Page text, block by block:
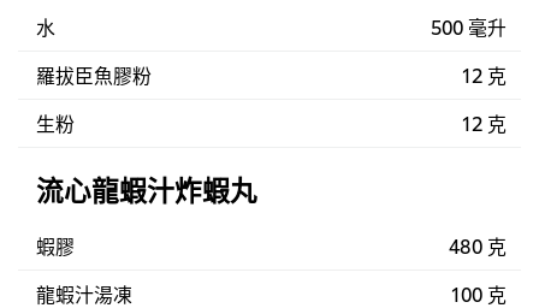
水
500 毫升
羅拔臣魚膠粉
12 克
生粉
12 克
流心龍蝦汁炸蝦丸
蝦膠
480 克
龍蝦汁湯凍
100 克